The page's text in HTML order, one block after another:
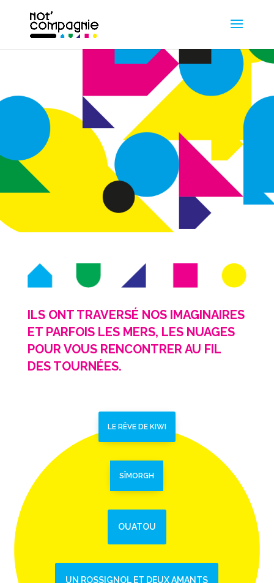
ILS ONT TRAVERSÉ NOS IMAGINAIRES
ET PARFOIS LES MERS, LES NUAGES
POUR VOUS RENCONTRER AU FIL
DES TOURNÉES.
LE RÊVE DE KIWI
SÎMORGH
OUATOU
UN ROSSIGNOL ET DEUX AMANTS